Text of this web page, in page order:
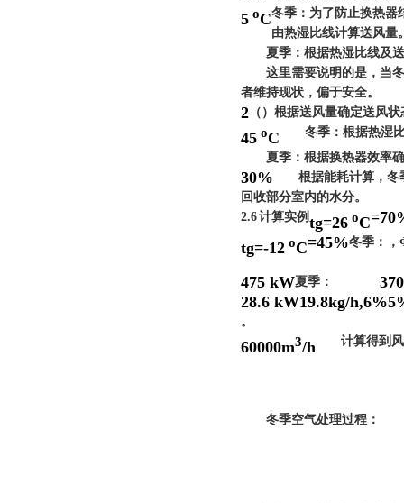
冬季：为了防止换热器
5 oC
由热湿比线计算送风量
夏季：根据热湿比线及送
这里需要说明的是，当冬
者维持现状，偏于安全。
（
2
）根据送风量确定送风
冬季：根据热湿比
45 oC
夏季：根据换热器效率确
根据能耗计算，冬
30%
回收部分室内的水分。
2.6计算实例tg=26 oC
冬季：
tg=-12 oC=45%
夏季：
475 kW
28.6 kW19.8kg/h,6%
。
计算得到风
60000m3/h
冬季空气处理过程：